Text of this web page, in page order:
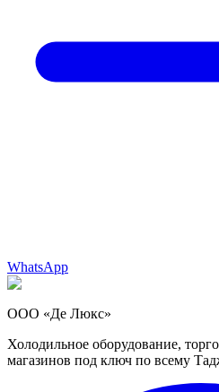
WhatsApp
ООО «Де Люкс»
Холодильное оборудование,
магазинов под ключ по всему